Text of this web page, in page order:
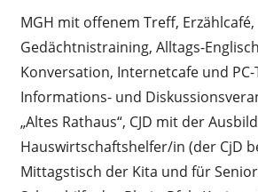
MGH mit offenem Treff, Erzählcafé,
Gedächtnistraining, Alltags-
Konversation, Internetcafe und
Informations- und
„Altes Rathaus“, CJD mit der
Hauswirtschaftshelfer/in (der CjD
Mittagstisch der Kita und für